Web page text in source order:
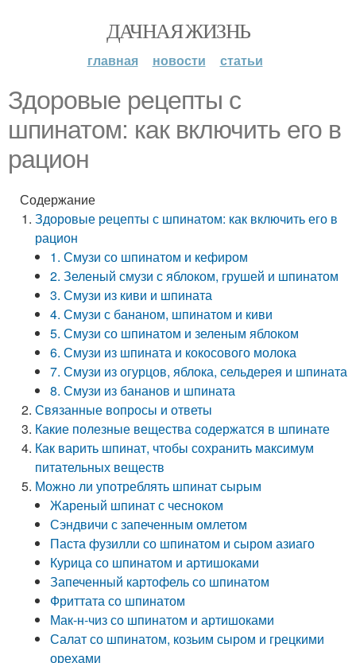
ДАЧНАЯ ЖИЗНЬ
главная новости статьи
Здоровые рецепты с
шпинатом: как включить его в
рацион
Содержание
Здоровые рецепты с шпинатом: как включить его в
рацион
1. Смузи со шпинатом и кефиром
2. Зеленый смузи с яблоком, грушей и шпинатом
3. Смузи из киви и шпината
4. Смузи с бананом, шпинатом и киви
5. Смузи со шпинатом и зеленым яблоком
6. Смузи из шпината и кокосового молока
7. Смузи из огурцов, яблока, сельдерея и шпината
8. Смузи из бананов и шпината
Связанные вопросы и ответы
Какие полезные вещества содержатся в шпинате
Как варить шпинат, чтобы сохранить максимум
питательных веществ
Можно ли употреблять шпинат сырым
Жареный шпинат с чесноком
Сэндвичи с запеченным омлетом
Паста фузилли со шпинатом и сыром азиаго
Курица со шпинатом и артишоками
Запеченный картофель со шпинатом
Фриттата со шпинатом
Мак-н-чиз со шпинатом и артишоками
Салат со шпинатом, козьим сыром и грецкими
орехами